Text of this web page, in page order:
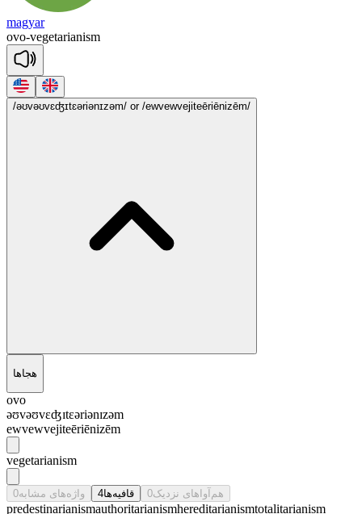
magyar
ovo-vegetarianism
/əʊvəʊvɛʤɪtɛəriənɪzəm/ or /ewvewvejiteēriēnizēm/
هجاها
ovo
əʊvəʊvɛʤɪtɛəriənɪzəm
ewvewvejiteēriēnizēm
vegetarianism
واژه‌های مشابه0 قافیه‌ها4 هم‌آواهای نزدیک0
predestinarianismauthoritarianismhereditarianismtotalitarianism